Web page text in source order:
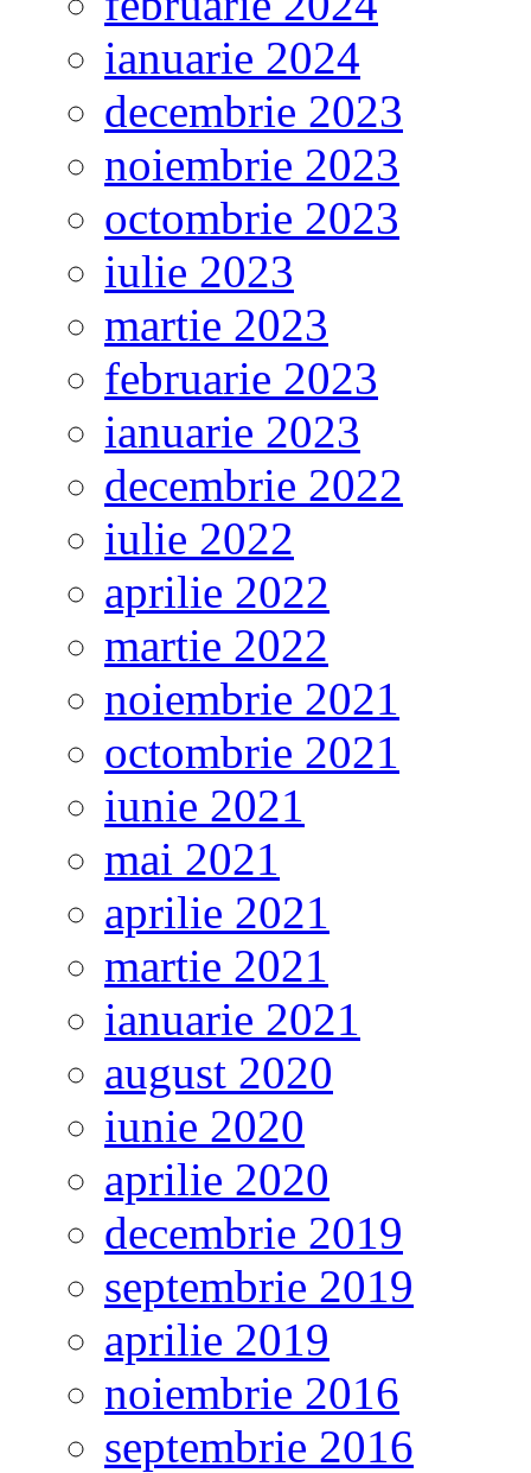
ianuarie 2024
decembrie 2023
noiembrie 2023
octombrie 2023
iulie 2023
martie 2023
februarie 2023
ianuarie 2023
decembrie 2022
iulie 2022
aprilie 2022
martie 2022
noiembrie 2021
octombrie 2021
iunie 2021
mai 2021
aprilie 2021
martie 2021
ianuarie 2021
august 2020
iunie 2020
aprilie 2020
decembrie 2019
septembrie 2019
aprilie 2019
noiembrie 2016
septembrie 2016